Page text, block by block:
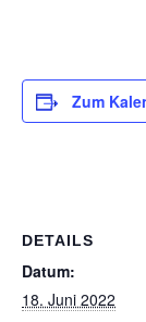
Zum
DETAILS
Datum:
18. Juni 2022